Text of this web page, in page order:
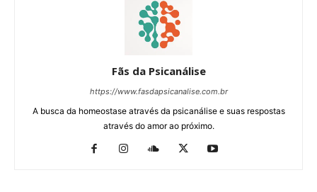
Fãs da Psicanálise
https://www.fasdapsicanalise.com.br
A busca da homeostase através da psicanálise e suas respostas
através do amor ao próximo.